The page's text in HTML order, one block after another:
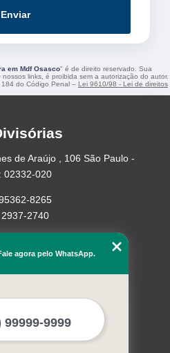
Enviar
em Mdf Osasco" é de direito reservado. Sua
links, é proibida sem a autorização do autor.
do Código Penal – Lei 9610/98 - Lei de direitos
de Araújo , 106 São Paulo -
02332-020
8265
2937-2740
do site
agora pelo WhatsApp.